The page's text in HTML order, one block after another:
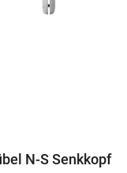
N-S Senkkopf